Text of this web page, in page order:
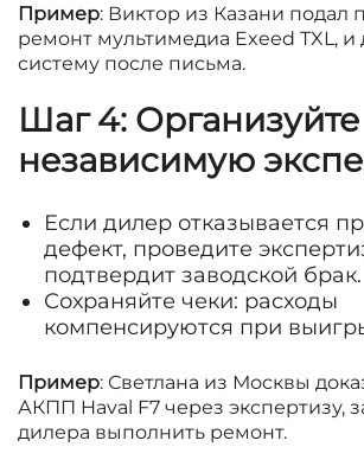
Пример: Виктор из Казани подал
ремонт мультимедиа Exeed TXL,
систему после письма.
Шаг 4: Организуйте
независимую
Если дилер отказывается
дефект, проведите
подтвердит заводской брак.
Сохраняйте чеки: расходы
компенсируются при
Пример: Светлана из Москвы
АКПП Haval F7 через экспертизу,
дилера выполнить ремонт.